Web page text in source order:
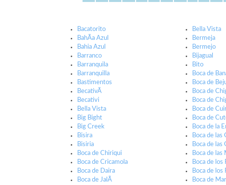
Bacatorito
BahÃ­a Azul
Bahia Azul
Barranco
Barranquila
Barranquilla
Bastimentos
BecativÃ­
Becativi
Bella Vista
Big Bight
Big Creek
Bisira
Bisiria
Boca de Chiriqui
Boca de Cricamola
Boca de Daira
Boca de JalÃ­
Bella Vista
Bermeja
Bermejo
Bijagual
Bito
Boca de
Boca de
Boca de
Boca de
Boca de
Boca de
Boca de la
Boca de las
Boca de las
Boca de las
Boca de los
Boca de los
Boca de